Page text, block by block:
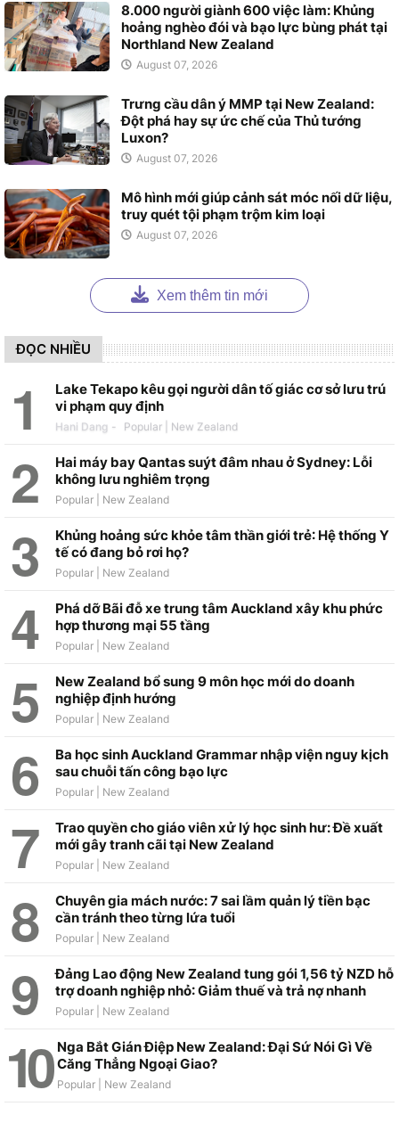
8.000 người giành 600 việc làm: Khủng
hoảng nghèo đói và bạo lực bùng phát tại
Northland New Zealand
August 07, 2026
Trưng cầu dân ý MMP tại New Zealand:
Đột phá hay sự ức chế của Thủ tướng
Luxon?
August 07, 2026
Mô hình mới giúp cảnh sát móc nối dữ liệu,
truy quét tội phạm trộm kim loại
August 07, 2026
Xem thêm tin mới
ĐỌC NHIỀU
Lake Tekapo kêu gọi người dân tố giác cơ sở lưu trú
vi phạm quy định
Hani Dang -
Hai máy bay Qantas suýt đâm nhau ở Sydney: Lỗi
không lưu nghiêm trọng
Khủng hoảng sức khỏe tâm thần giới trẻ: Hệ thống Y
tế có đang bỏ rơi họ?
Phá dỡ Bãi đỗ xe trung tâm Auckland xây khu phức
hợp thương mại 55 tầng
New Zealand bổ sung 9 môn học mới do doanh
nghiệp định hướng
Ba học sinh Auckland Grammar nhập viện nguy kịch
sau chuỗi tấn công bạo lực
Trao quyền cho giáo viên xử lý học sinh hư: Đề xuất
mới gây tranh cãi tại New Zealand
Chuyên gia mách nước: 7 sai lầm quản lý tiền bạc
cần tránh theo từng lứa tuổi
Đảng Lao động New Zealand tung gói 1,56 tỷ NZD hỗ
trợ doanh nghiệp nhỏ: Giảm thuế và trả nợ nhanh
Nga Bắt Gián Điệp New Zealand: Đại Sứ Nói Gì Về
Căng Thẳng Ngoại Giao?